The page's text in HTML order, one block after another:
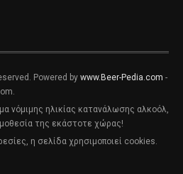
Powered by www.Beer-Pedia.com -
νόμιμης ηλικίας κατανάλωσης αλκοόλ,
της εκάστοτε χώρας!
η σελίδα χρησιμοποιεί cookies.